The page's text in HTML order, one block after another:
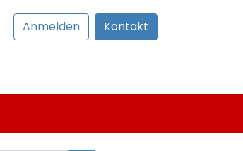
Anmelden Kontakt